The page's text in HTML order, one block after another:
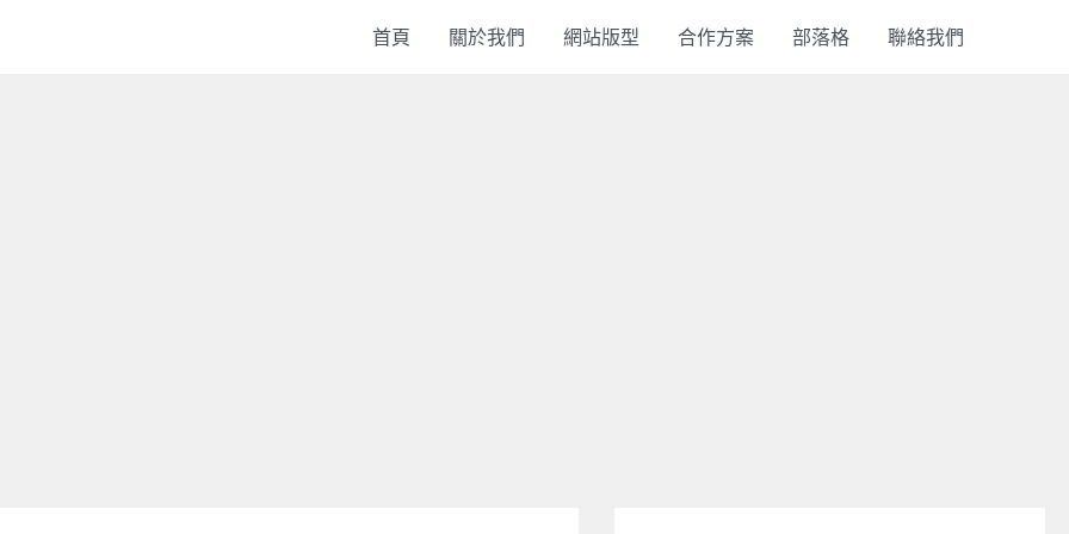
首頁 關於我們 網站版型 合作方案 部落格 聯絡我們